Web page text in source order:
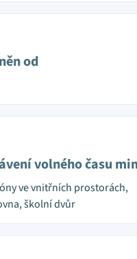
od
volného času
ve vnitřních prostorách,
školní dvůr